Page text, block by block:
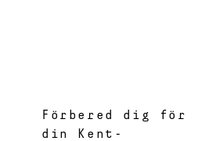
Förbered dig för
din Kent-